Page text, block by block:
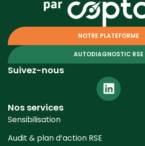
NOTRE PLATEFORME
AUTODIAGNOSTIC RSE
Suivez-nous
Nos services
Sensibilisation
Audit & plan d’action RSE